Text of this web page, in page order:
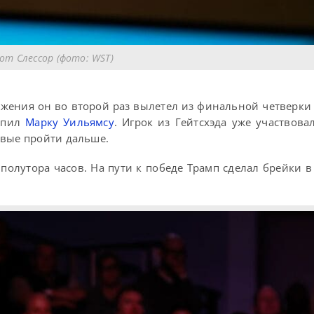
Слессор (фото: WST)
он во второй раз вылетел из финальной четверки
Марку Уильямсу. Игрок из Гейтсхэда уже
пройти дальше.
часов. На пути к победе Трамп сделал брейки